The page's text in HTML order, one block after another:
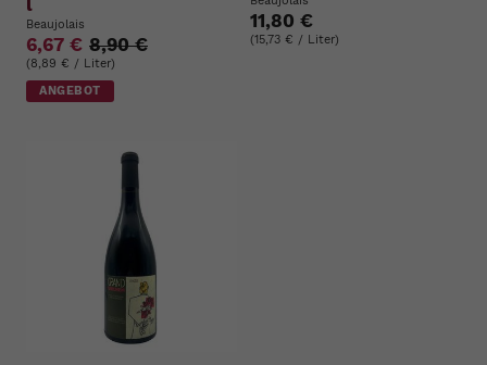
Beaujolais
6,67 € 8,90 €
(8,89 € / Liter)
ANGEBOT
11,80 €
(15,73 € / Liter)